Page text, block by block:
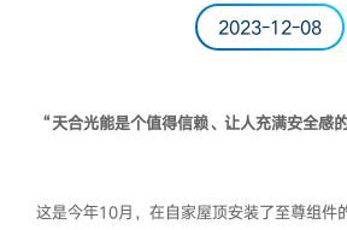
2023-12-08
“天合光能是个值得信赖、让人充满安全感
这是今年10月，在自家屋顶安装了至尊组件